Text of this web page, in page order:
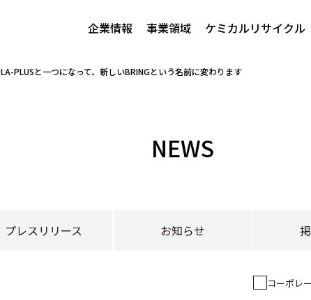
企業情報 事業領域 ケミカルリサイクル
PLUSと一つになって、新しいBRINGという名前に変わります
NEWS
プレスリリース お知らせ
コーポレ